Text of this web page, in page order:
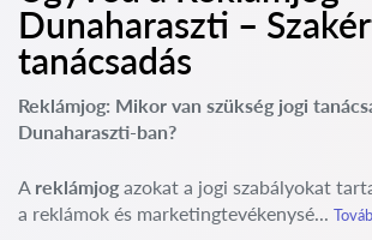
Dunaharaszti –
tanácsadás
Reklámjog: Mikor van szükség jogi
Dunaharaszti-ban?
A reklámjogazokat a jogi szabályokat
a reklámok és marketingtevékenysé...